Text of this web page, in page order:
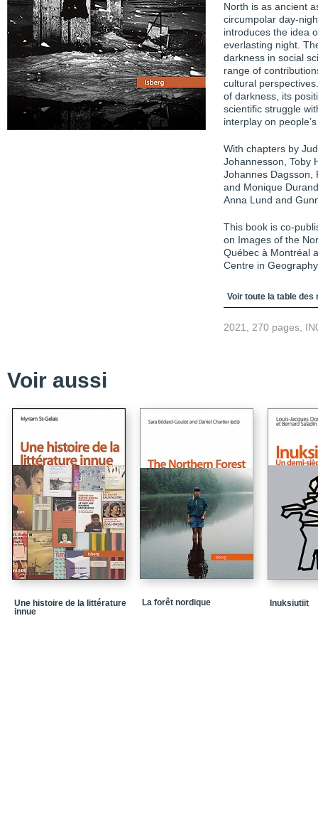
North is as ancient
circumpolar day-
introduces the idea
everlasting night.
darkness in social
range of
cultural
of darkness, its
scientific struggle
interplay on
With chapters by
Johannesson, Toby
Johannes Dagsson,
and Monique
Anna Lund and
This book is co-
on Images of the
Québec à Montréal
Centre in
Table des
Voir toute la table des
2021, 270 pages,
Voir aussi
Une histoire de la littérature
innue
La forêt nordique Inuksiutiit